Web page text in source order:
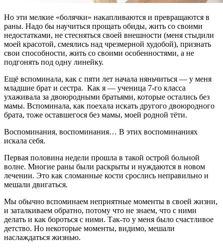
Но эти мелкие «болячки» накапливаются и превращаются в
раны. Надо бы научиться прощать обиды, жить со своими
недостатками, не стесняться своей внешности (меня стыдили
моей красотой, смеялись над чрезмерной худобой), признать
свои способности, жить со своими особенностями, а не
подгонять под одну линейку.
Ещё вспоминала, как с пяти лет начала няньчиться — у меня
младшие брат и сестра. Как я — ученица 7-го класса
ухаживала за двоюродными братьями, которые остались без
мамы. Вспоминала, как поехала искать другого двоюродного
брата, тоже оставшегося без мамы, моей родной тёти.
Воспоминания, воспоминания… В этих воспоминаниях
искала себя.
Первая половина недели прошла в такой острой больной
волне. Многие раны были раскрыты и нуждаются в новом
лечении. Это как сломанные кости срослись неправильно и
мешали двигаться.
Мы обычно вспоминаем неприятные моменты в своей жизни,
и заталкиваем обратно, потому что не знаем, что с ними
делать и как бороться с ними. Так-то у меня было счастливое
детство. Но некоторые моменты, видимо, мешали
наслаждаться жизнью.